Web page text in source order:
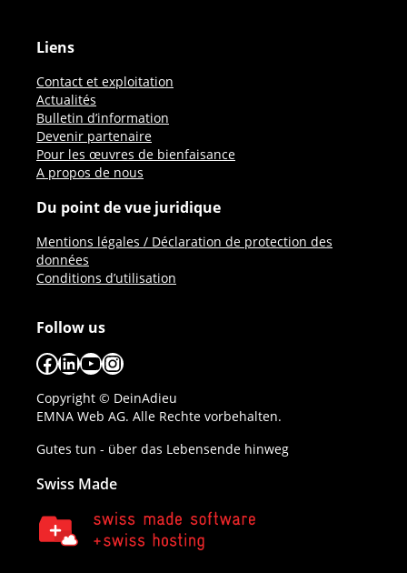
Liens
Contact et exploitation
Actualités
Bulletin d’information
Devenir partenaire
Pour les œuvres de bienfaisance
A propos de nous
Du point de vue juridique
Mentions légales / Déclaration de protection des
données
Conditions d’utilisation
Follow us
Facebook
LinkedIn
YouTube
Instagram
Copyright © DeinAdieu
EMNA Web AG. Alle Rechte vorbehalten.
Gutes tun - über das Lebensende hinweg
Swiss Made